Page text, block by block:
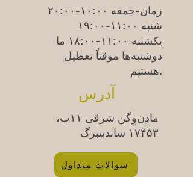
زمان-جمعه ۱۰:۰۰-۲۰:۰۰
شنبه ۱۱:۰۰-۱۹:۰۰
یکشنبه ۱۱:۰۰-۱۸:۰۰
ما
دوشنبه‌ها موقتاً تعطیل
هستیم.
آدرس
مادِن‌وِگن شرقی ۱۱ب،
۱۷۴۵۳ ساندبیبرگ
سوالات متداول